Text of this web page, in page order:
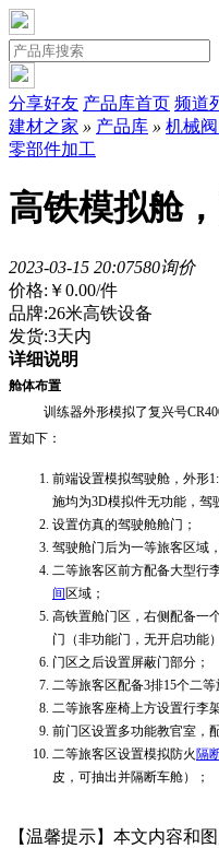
分享好友 产品库首页 频道
建材之家 » 产品库 » 机械
零部件加工
高铁模拟舱
2023-03-15 20:07580询价
价格: ￥0.00/件
品牌:26米高铁设备
发货:3天内
详细说明
舱体布置
训练器外形模拟了复兴号
置如下：
前端设置模拟驾驶舱，外形
施均为3D模拟件无功能，驾
设置仿真的驾驶舱舱门；
驾驶舱门后为一等旅客区域
二等旅客区前方配备大型行
间区域；
高铁置舱门区，右侧配备一
门（非功能门，无开启功能
门区之后设置屏蔽门部分；
二等旅客区配备3排15个二等
二等旅客座椅上方设置行李
前门区设置多功能教官室，
二等旅客区设置模拟防火隔
皮，可抽出并隔断车舱）
；
【温馨提示】本文内容和